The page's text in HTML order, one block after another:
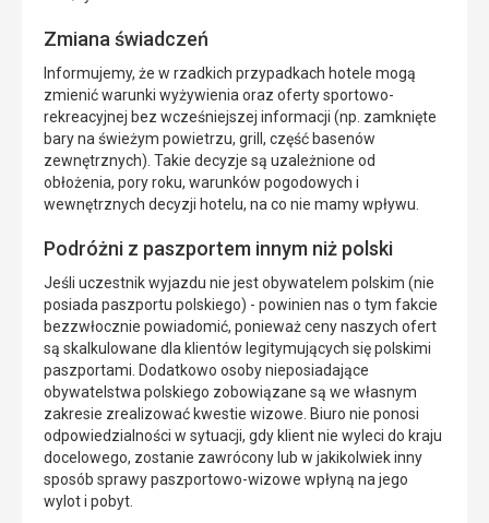
Zmiana świadczeń
Informujemy, że w rzadkich przypadkach hotele mogą
zmienić warunki wyżywienia oraz oferty sportowo-
rekreacyjnej bez wcześniejszej informacji (np. zamknięte
bary na świeżym powietrzu, grill, część basenów
zewnętrznych). Takie decyzje są uzależnione od
obłożenia, pory roku, warunków pogodowych i
wewnętrznych decyzji hotelu, na co nie mamy wpływu.
Podróżni z paszportem innym niż polski
Jeśli uczestnik wyjazdu nie jest obywatelem polskim (nie
posiada paszportu polskiego) - powinien nas o tym fakcie
bezzwłocznie powiadomić, ponieważ ceny naszych ofert
są skalkulowane dla klientów legitymujących się polskimi
paszportami. Dodatkowo osoby nieposiadające
obywatelstwa polskiego zobowiązane są we własnym
zakresie zrealizować kwestie wizowe. Biuro nie ponosi
odpowiedzialności w sytuacji, gdy klient nie wyleci do kraju
docelowego, zostanie zawrócony lub w jakikolwiek inny
sposób sprawy paszportowo-wizowe wpłyną na jego
wylot i pobyt.